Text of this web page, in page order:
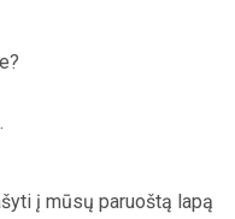
į mūsų paruoštą lapą